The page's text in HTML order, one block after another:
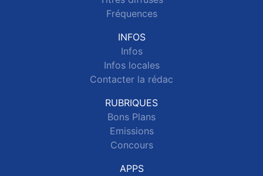
Fréquences
INFOS
Infos
Infos locales
Contacter la rédac
RUBRIQUES
Bons Plans
Emissions
Concours
APPS